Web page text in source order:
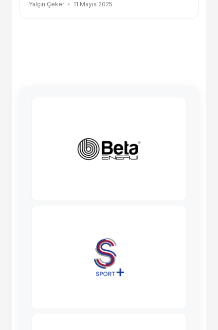
Yalçın Çeker 11 Mayıs 2025